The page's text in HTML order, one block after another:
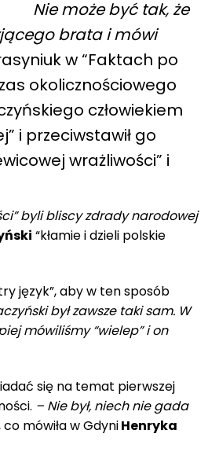
Nie może być tak, że
brata i mówi
w “Faktach po
okolicznościowego
człowiekiem
i przeciwstawił go
wrażliwości” i
byli bliscy zdrady narodowej
“kłamie i dzieli polskie
język”, aby w ten sposób
był zawsze taki sam. W
mówiliśmy “wielep” i on
się na temat pierwszej
– Nie był, niech nie gada
mówiła w GdyniHenryka